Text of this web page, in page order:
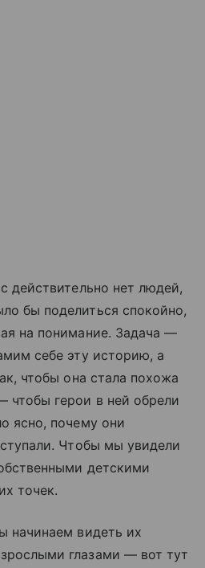
действительно нет людей,
бы поделиться спокойно,
на понимание. Задача —
себе эту историю, а
чтобы она стала похожа
чтобы герои в ней обрели
ясно, почему они
Чтобы мы увидели
детскими
точек.
начинаем видеть их
глазами — вот тут